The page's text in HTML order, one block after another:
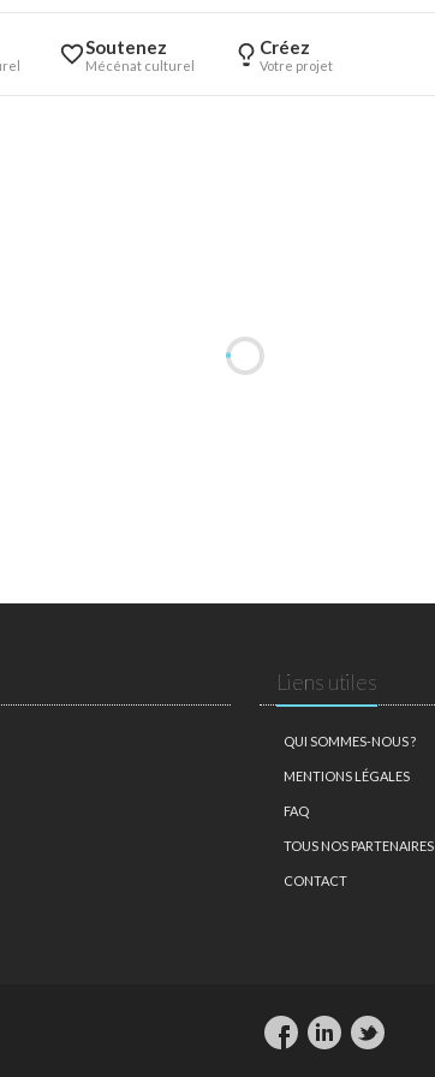
Soutenez
Mécénat culturel
Créez
Votre projet
Liens utiles
QUI SOMMES-NOUS ?
MENTIONS LÉGALES
FAQ
TOUS NOS PARTENAIRES
CONTACT